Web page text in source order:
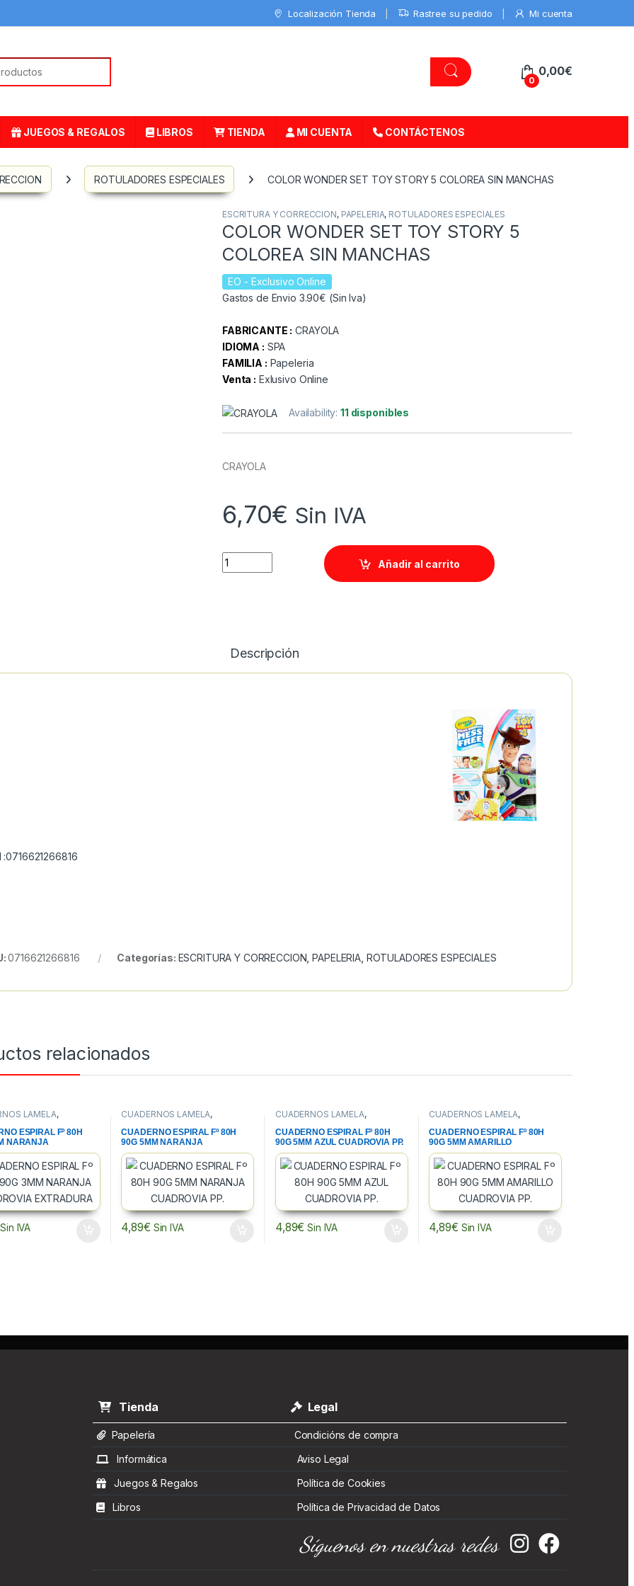
Localización Tienda Rastree su pedido Mi cuenta
0
0,00€
JUEGOS & REGALOS LIBROS TIENDA MI CUENTA CONTÁCTENOS
ROTULADORES ESPECIALES COLOR WONDER SET TOY STORY 5 COLOREA SIN MANCHAS
ESCRITURA Y CORRECCION, PAPELERIA, ROTULADORES ESPECIALES
COLOR WONDER SET TOY STORY 5
COLOREA SIN MANCHAS
EO - Exclusivo Online
Gastos de Envio 3.90€ (Sin Iva)
FABRICANTE : CRAYOLA
IDIOMA : SPA
FAMILIA : Papeleria
Venta : Exlusivo Online
Availability:11 disponibles
CRAYOLA
6,70€ Sin IVA
Quantity
Añadir al carrito
Descripción
:0716621266816
0716621266816 Categorías: ESCRITURA Y CORRECCION ,PAPELERIA, ROTULADORES ESPECIALES
relacionados
LAMELA,
BLOCS Y PAPEL
ESPIRAL Fº 80H
NARANJA
EXTRADURA
Sin IVA
CUADERNOS LAMELA,
CUADERNOS, BLOCS Y PAPEL
PAPELERIA
CUADERNO ESPIRAL Fº 80H
90G 5MM NARANJA
CUADROVIA PP.
4,89€ Sin IVA
CUADERNOS LAMELA,
CUADERNOS, BLOCS Y PAPEL
PAPELERIA
CUADERNO ESPIRAL Fº 80H
90G 5MM AZUL CUADROVIA PP.
4,89€ Sin IVA
CUADERNOS LAMELA,
CUADERNOS, BLOCS Y PAPEL
PAPELERIA
CUADERNO ESPIRAL Fº 80H
90G 5MM AMARILLO
CUADROVIA PP.
4,89€ Sin IVA
Tienda Legal
Papelería
Condicións de compra
Informática
Aviso Legal
Juegos & Regalos
Política de Cookies
Libros
Política de Privacidad de Datos
Síguenos en nuestras redes